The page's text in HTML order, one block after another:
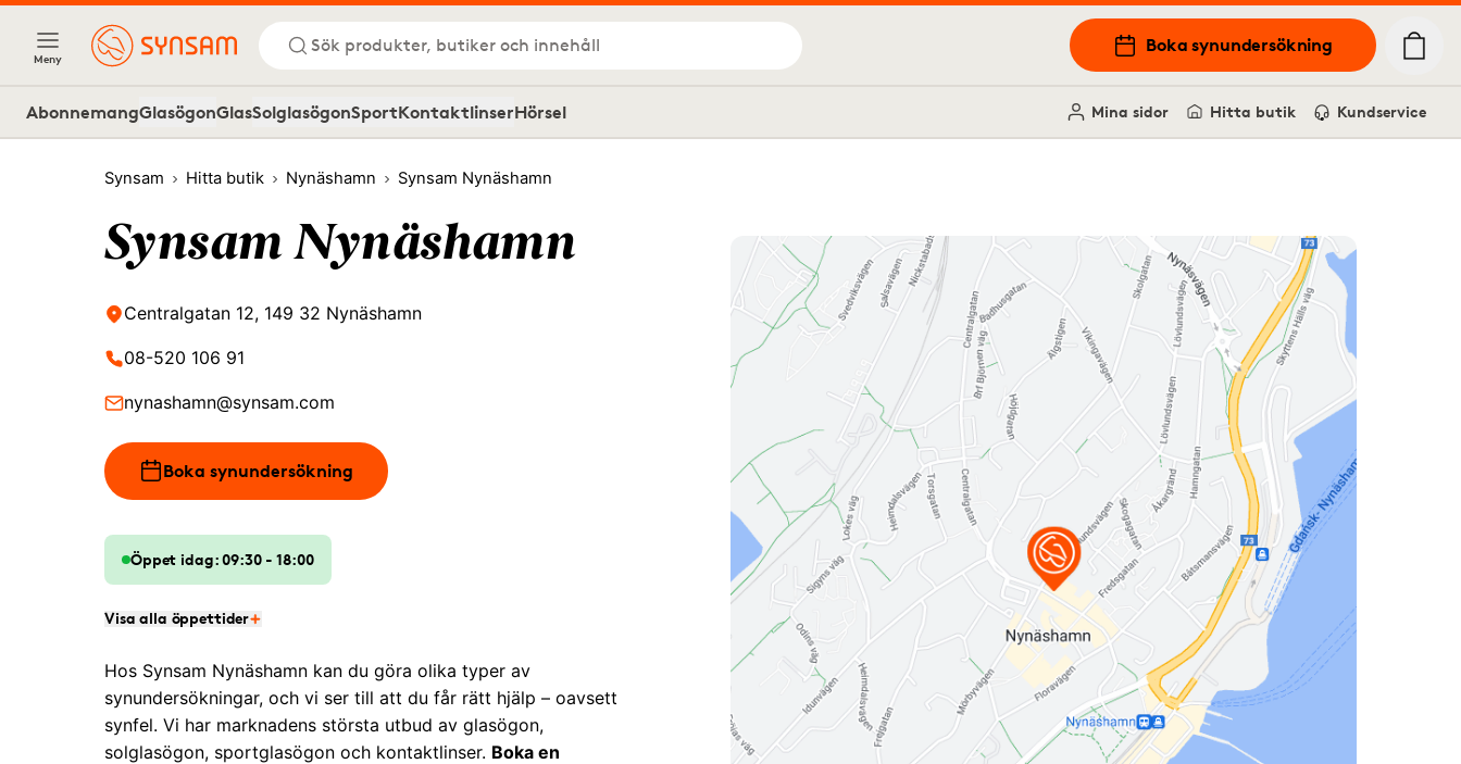
Meny
Sök produkter, butiker och innehåll Boka synundersökning
AbonnemangGlasögonGlasSolglasögonSportKontaktlinserHörsel Mina sidor Hitta butik Kundservice
Synsam Hitta butik Nynäshamn Synsam Nynäshamn
Synsam Nynäshamn
Centralgatan 12, 149 32 Nynäshamn
08-520 106 91
nynashamn@synsam.com
Boka synundersökning
Öppet idag: 09:30 - 18:00
Visa alla öppettider
Hos Synsam Nynäshamn kan du göra olika typer av
synundersökningar, och vi ser till att du får rätt hjälp – oavsett
synfel. Vi har marknadens största utbud av glasögon,
solglasögon, sportglasögon och kontaktlinser. Boka en